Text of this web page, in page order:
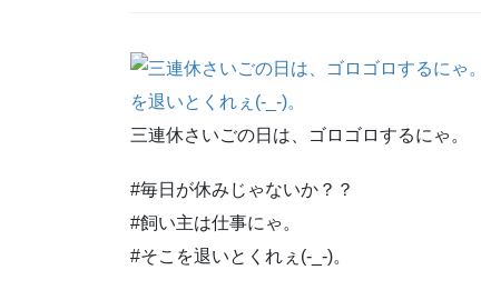
三連休さいごの日は、ゴロゴロするにゃ。
#毎日が休みじゃないか？？
#飼い主は仕事にゃ。
#そこを退いとくれぇ(-_-)。